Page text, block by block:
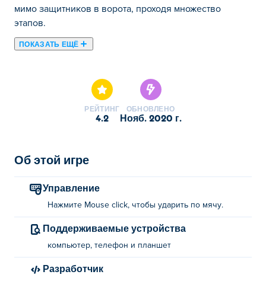
мимо защитников в ворота, проходя множество
этапов.
ПОКАЗАТЬ ЕЩЁ
РЕЙТИНГ
4.2
ОБНОВЛЕНО
нояб. 2020 г.
Об этой игре
Управление
Нажмите Mouse click, чтобы ударить по мячу.
Поддерживаемые устройства
компьютер, телефон и планшет
Разработчик